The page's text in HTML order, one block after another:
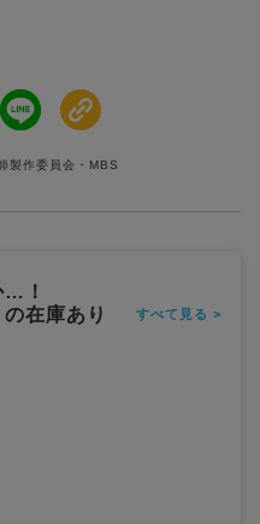
製作委員会・MBS
…！
在庫あり
すべて見る >